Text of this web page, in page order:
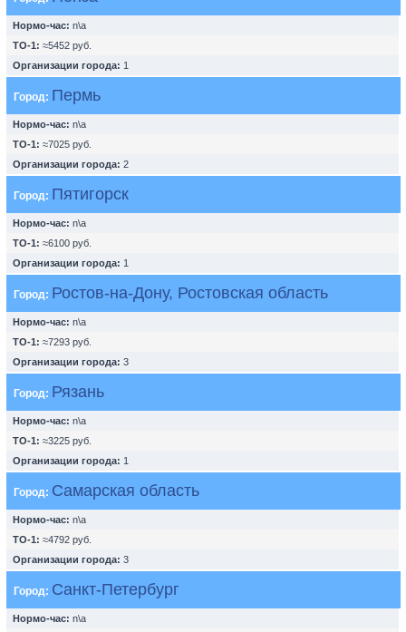
Нормо-час: n\a
ТО-1: ≈5452 руб.
Организации города: 1
Город: Пермь
Нормо-час: n\a
ТО-1: ≈7025 руб.
Организации города: 2
Город: Пятигорск
Нормо-час: n\a
ТО-1: ≈6100 руб.
Организации города: 1
Город: Ростов-на-Дону, Ростовская область
Нормо-час: n\a
ТО-1: ≈7293 руб.
Организации города: 3
Город: Рязань
Нормо-час: n\a
ТО-1: ≈3225 руб.
Организации города: 1
Город: Самарская область
Нормо-час: n\a
ТО-1: ≈4792 руб.
Организации города: 3
Город: Санкт-Петербург
Нормо-час: n\a